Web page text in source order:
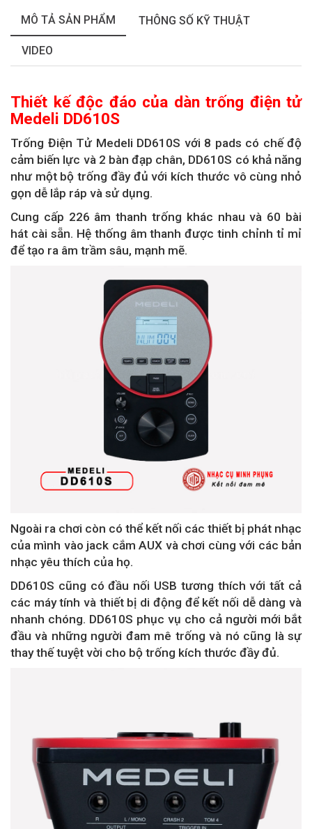
MÔ TẢ SẢN PHẨM THÔNG SỐ KỸ THUẬT
VIDEO
Thiết kế độc đáo của dàn trống điện tử
Medeli DD610S
Trống Điện Tử Medeli DD610S với 8 pads có chế độ
cảm biến lực và 2 bàn đạp chân, DD610S có khả năng
như một bộ trống đầy đủ với kích thước vô cùng nhỏ
gọn dễ lắp ráp và sử dụng.
Cung cấp 226 âm thanh trống khác nhau và 60 bài
hát cài sẵn. Hệ thống âm thanh được tinh chỉnh tỉ mỉ
để tạo ra âm trầm sâu, mạnh mẽ.
Ngoài ra chơi còn có thể kết nối các thiết bị phát nhạc
của mình vào jack cắm AUX và chơi cùng với các bản
nhạc yêu thích của họ.
DD610S cũng có đầu nối USB tương thích với tất cả
các máy tính và thiết bị di động để kết nối dễ dàng và
nhanh chóng. DD610S phục vụ cho cả người mới bắt
đầu và những người đam mê trống và nó cũng là sự
thay thế tuyệt vời cho bộ trống kích thước đầy đủ.